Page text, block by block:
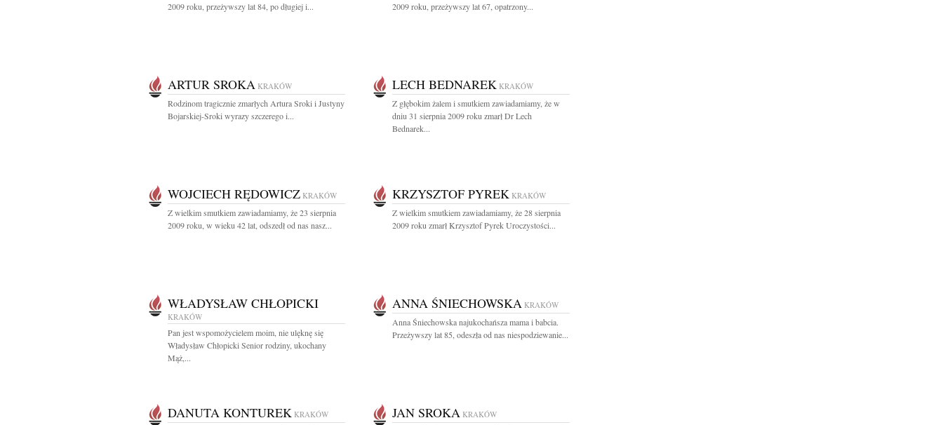
2009 roku, przeżywszy lat 84, po długiej i...
2009 roku, przeżywszy lat 67, opatrzony...
ARTUR SROKA KRAKÓW
Rodzinom tragicznie zmarłych Artura Sroki i Justyny
Bojarskiej-Sroki wyrazy szczerego i...
LECH BEDNAREK KRAKÓW
Z głębokim żalem i smutkiem zawiadamiamy, że w
dniu 31 sierpnia 2009 roku zmarł Dr Lech
Bednarek...
WOJCIECH RĘDOWICZ KRAKÓW
Z wielkim smutkiem zawiadamiamy, że 23 sierpnia
2009 roku, w wieku 42 lat, odszedł od nas nasz...
KRZYSZTOF PYREK KRAKÓW
Z wielkim smutkiem zawiadamiamy, że 28 sierpnia
2009 roku zmarł Krzysztof Pyrek Uroczystości...
WŁADYSŁAW CHŁOPICKI
KRAKÓW
Pan jest wspomożycielem moim, nie ulęknę się
Władysław Chłopicki Senior rodziny, ukochany
Mąż,...
ANNA ŚNIECHOWSKA KRAKÓW
Anna Śniechowska najukochańsza mama i babcia.
Przeżywszy lat 85, odeszła od nas niespodziewanie...
DANUTA KONTUREK KRAKÓW JAN SROKA KRAKÓW